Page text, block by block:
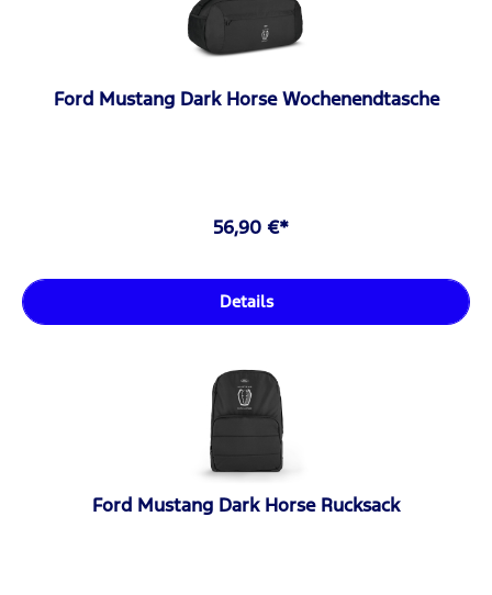
Ford Mustang Dark Horse Wochenendtasche
56,90 €*
Details
Ford Mustang Dark Horse Rucksack